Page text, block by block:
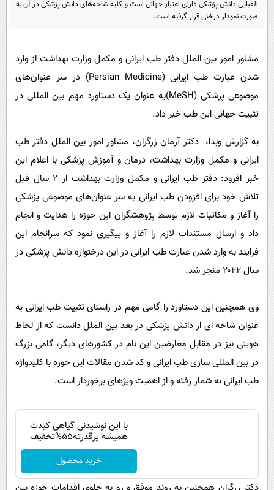
سرگرمی
حوادث
محیط زیست
فرهنگی
بین الملل
حیات وحش
سیاست خارجی
پیامک
دانلود
الفبایی دانش پزشکی دارای اعتبار جهانی است و کلیه شاخه‌های دانش پزشکی در آن به
صورت نمودار درختی قرار گرفته است.
مشاور امور بین الملل دفتر طب ایرانی و مکمل وزارت بهداشت از وارد
شدن عبارت طب ایرانی (Persian Medicine) در سر عنوان‌های
موضوعی پزشکی (MeSH)به عنوان یک دستاورد مهم بین المللی در
تثبیت جهانی این طب خبر داد.
به گزارش وبدا، دکتر آرمان زرگران، مشاور امور بین الملل دفتر طب
ایرانی و مکمل وزارت بهداشت، درمان و آموزش پزشکی با اعلام این
خبر افزود: دفتر طب ایرانی و مکمل وزارت بهداشت از ۲ سال قبل
تلاش خود برای افزودن طب ایرانی به سر عنوان‌های موضوعی پزشکی
را آغاز و مکاتبات لازم توسط پژوهشگران این حوزه را هدایت و انجام
داد و ارسال مستندات لازم را آغاز و پیگیری نمود که سرانجام این
فرایند به وارد شدن عبارت طب ایرانی در این درختواره دانش پزشکی در
سال ۲۰۲۲ منجر شد.
وی همچنین این دستاورد را گامی مهم در راستای تثبیت طب ایرانی به
عنوان شاخه ای از دانش پزشکی در بعد بین الملل دانست که از لحاظ
هویتی نیز در مقابل معارضین این نام در کشورهای دیگر، گامی بزرگ
در بین المللی سازی طب ایرانی و کد شدن مقالات این حوزه با کلیدواژه
طب ایرانی به شمار رفته و از اهمیت ویژهای برخوردار است.
با این نوشیدنی گیاهی کبدت
همیشه پرقدرته55%تخفیف
خرید محصول